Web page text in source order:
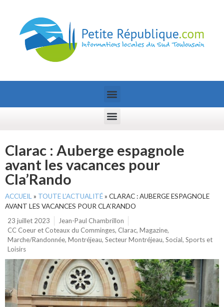
Clarac : Auberge espagnole
avant les vacances pour
Cla’Rando
ACCUEIL » TOUTE L’ACTUALITÉ» CLARAC : AUBERGE ESPAGNOLE
AVANT LES VACANCES POUR CLA’RANDO
23 juillet 2023
Jean-Paul Chambrillon
CC Coeur et Coteaux du Comminges, Clarac, Magazine,
Marche/Randonnée, Montréjeau, Secteur Montréjeau, Social, Sports et
Loisirs